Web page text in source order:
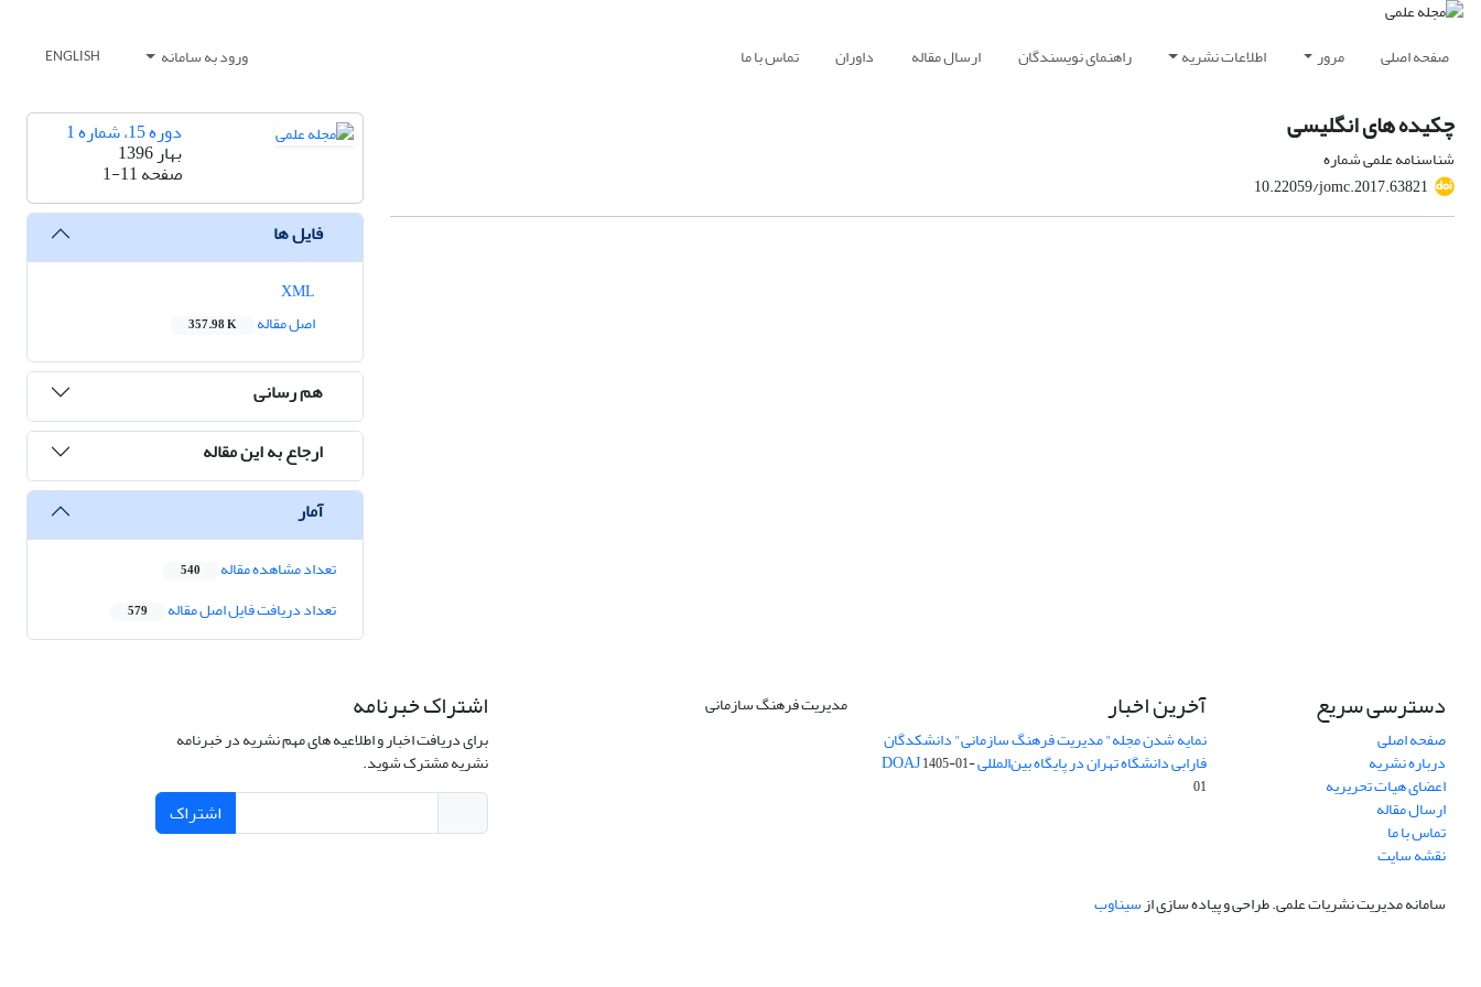
صفحه اصلی مرور اطلاعات نشریه راهنمای نویسندگان ارسال مقاله داوران تماس با ما ورود به سامانه ENGLISH
چکیده های انگلیسی
شناسنامه علمی شماره
10.22059/jomc.2017.63821
دوره 15، شماره 1
بهار 1396
صفحه1-11
فایل ها
اصل مقاله
357.98 K
هم رسانی
ارجاع به این مقاله
آمار
تعداد مشاهده مقاله 540
تعداد دریافت فایل اصل مقاله 579
دسترسی سریع
صفحه اصلی
درباره نشریه
اعضای هیات تحریریه
ارسال مقاله
تماس با ما
نقشه سایت
آخرین اخبار
نمایه شدن مجله" مدیریت فرهنگ سازمانی" دانشکدگان
فارابی دانشگاه تهران در پایگاه بین‌المللی DOAJ1405-01-
01
مدیریت فرهنگ سازمانی اشتراک خبرنامه
برای دریافت اخبار و اطلاعیه های مهم نشریه در خبرنامه
نشریه مشترک شوید.
اشتراک
سامانه مدیریت نشریات علمی.طراحی و پیاده سازی ازسیناوب